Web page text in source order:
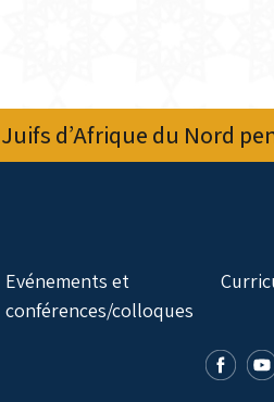
d’Afrique du Nord
Evénements et
conférences/colloques